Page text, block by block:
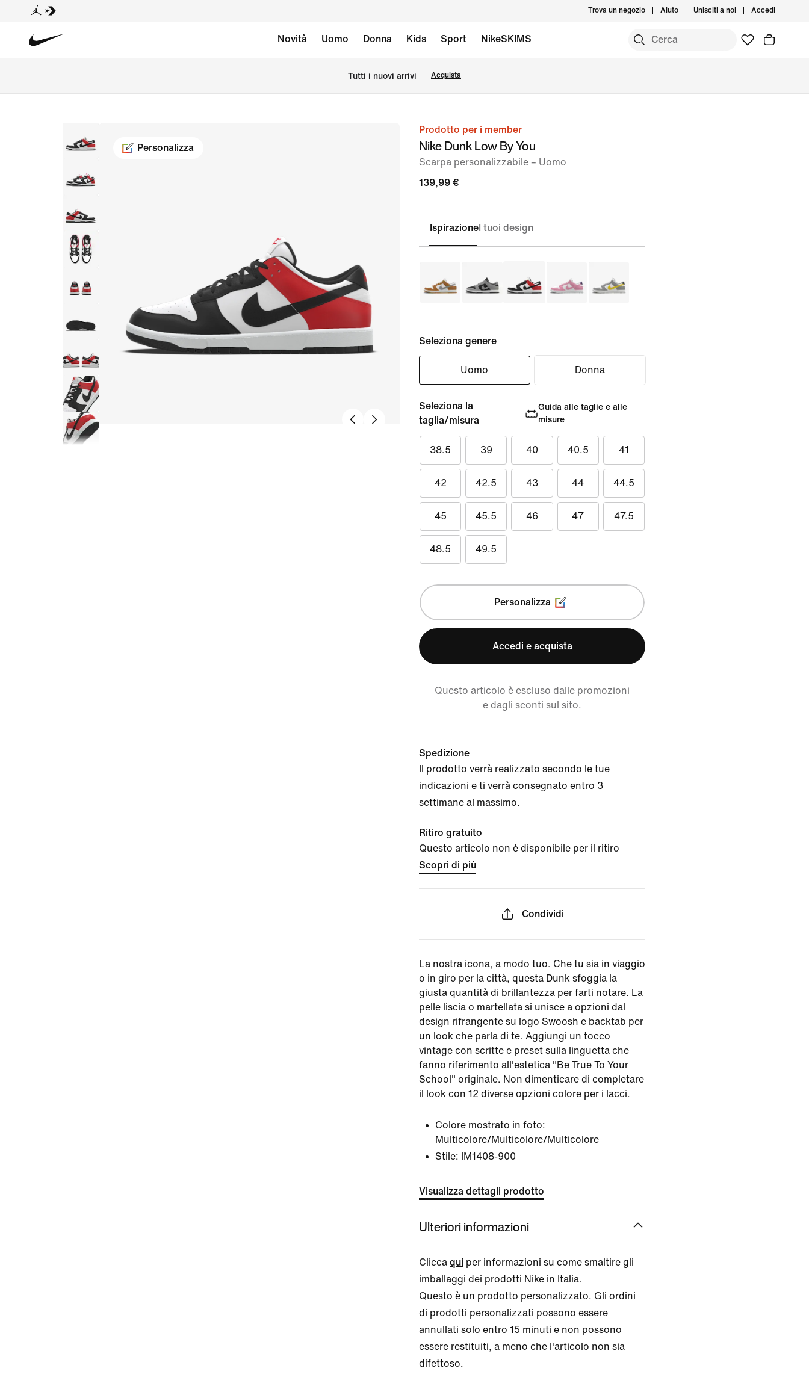
Trova un negozio Aiuto Unisciti a noi Accedi
Novità Uomo Donna Kids Sport NikeSKIMS
Tutti i nuovi arrivi Acquista
immagine
Personalizza
Prodotto per i member
Nike Dunk Low By You
Scarpa personalizzabile – Uomo
139,99 €
Ispirazione I tuoi design
Seleziona genere
Uomo Donna
Seleziona la
taglia/misura
Guida alle taglie e alle
misure
38.5 39 40 40.5 41
42 42.5 43 44 44.5
45 45.5 46 47 47.5
48.5 49.5
Personalizza
Accedi e acquista
Questo articolo è escluso dalle promozioni
e dagli sconti sul sito.
Spedizione
Il prodotto verrà realizzato secondo le tue
indicazioni e ti verrà consegnato entro 3
settimane al massimo.
Ritiro gratuito
Questo articolo non è disponibile per il ritiro
Scopri di più
Condividi
La nostra icona, a modo tuo. Che tu sia in viaggio
o in giro per la città, questa Dunk sfoggia la
giusta quantità di brillantezza per farti notare. La
pelle liscia o martellata si unisce a opzioni dal
design rifrangente su logo Swoosh e backtab per
un look che parla di te. Aggiungi un tocco
vintage con scritte e preset sulla linguetta che
fanno riferimento all'estetica "Be True To Your
School" originale. Non dimenticare di completare
il look con 12 diverse opzioni colore per i lacci.
Colore mostrato in foto:
Multicolore/Multicolore/Multicolore
Stile:
IM1408-900
Visualizza dettagli prodotto
Ulteriori informazioni
Clicca qui per informazioni su come smaltire gli
imballaggi dei prodotti Nike in Italia.
Questo è un prodotto personalizzato. Gli ordini
di prodotti personalizzati possono essere
annullati solo entro 15 minuti e non possono
essere restituiti, a meno che l'articolo non sia
difettoso.